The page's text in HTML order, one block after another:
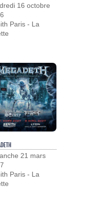
16 octobre
Paris - La
21 mars
Paris - La